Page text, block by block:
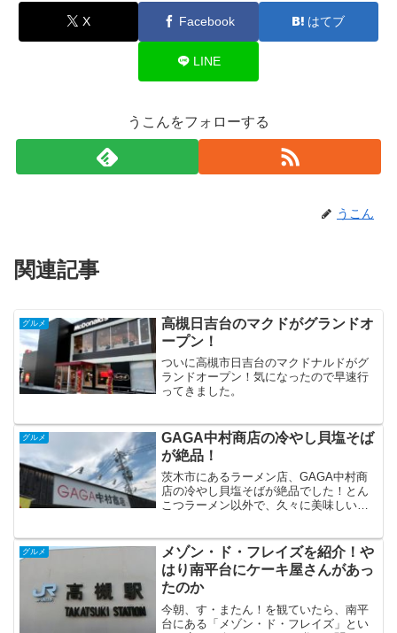
X Facebook はてブ
LINE
うこんをフォローする
うこん
関連記事
グルメ
高槻日吉台のマクドがグランドオ
ープン！
ついに高槻市日吉台のマクドナルドがグ
ランドオープン！気になったので早速行
ってきました。
グルメ
GAGA中村商店の冷やし貝塩そば
が絶品！
茨木市にあるラーメン店、GAGA中村商
店の冷やし貝塩そばが絶品でした！とん
こつラーメン以外で、久々に美味しいと
グルメ
メゾン・ド・フレイズを紹介！や
はり南平台にケーキ屋さんがあっ
たのか
今朝、す・またん！を観ていたら、南平
台にある「メゾン・ド・フレイズ」とい